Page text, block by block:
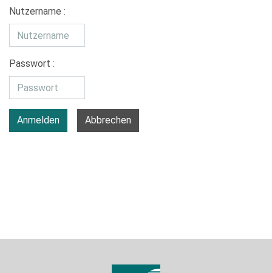
Nutzername :
Passwort :
Anmelden Abbrechen